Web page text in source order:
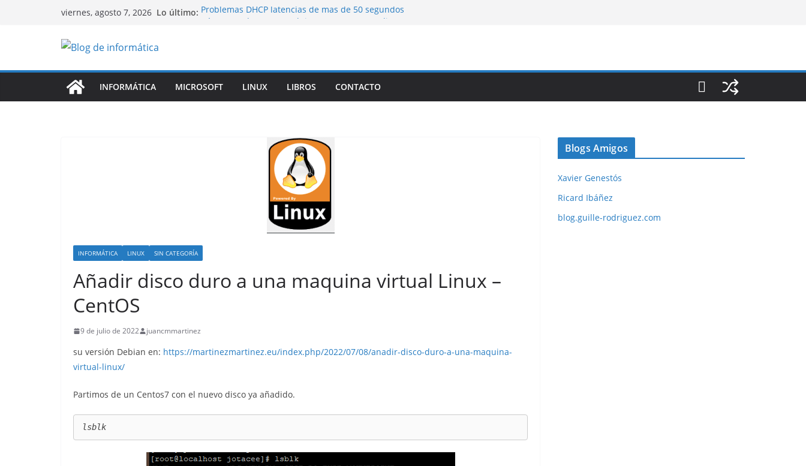
viernes, agosto 7, 2026 Lo último: Problemas DHCP latencias de mas de 50 segundos
Port Knocking
Linux Rsync
INFORMÁTICA MICROSOFT LINUX LIBROS CONTACTO
INFORMÁTICA LINUX SIN CATEGORÍA
Añadir disco duro a una maquina virtual Linux –
CentOS
9 de julio de 2022 juancmmartinez
su versión Debian en: https://martinezmartinez.eu/index.php/2022/07/08/anadir-disco-duro-a-una-maquina-
virtual-linux/
Partimos de un Centos7 con el nuevo disco ya añadido.
lsblk
Blogs Amigos
Xavier Genestós
Ricard Ibáñez
blog.guille-rodriguez.com